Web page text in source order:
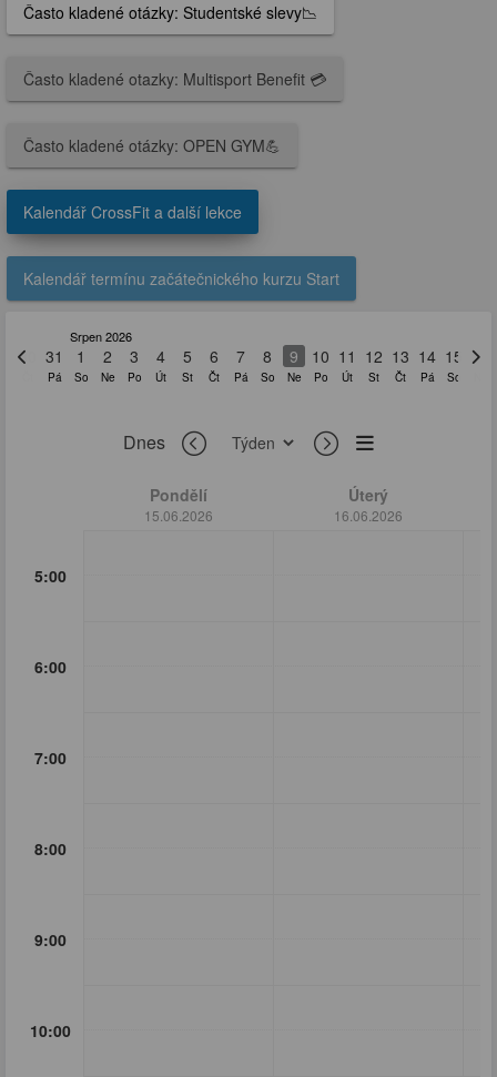
Často kladené otázky: Studentské slevy📉
Často kladené otazky: Multisport Benefit 💳
Často kladené otázky: OPEN GYM💪
Kalendář CrossFit a další lekce
Kalendář termínu začátečnického kurzu Start
30 31
Pá
1
So
Srpen 2026
2
Ne
3
Po
4
Út
5
St
6
Čt
7
Pá
8
So
9
Ne
10
Po
11
Út
12
St
13
Čt
14
Pá
15
So
16
Dnes
Pondělí
15.06.2026
Úterý
16.06.2026
5:00
6:00
7:00
8:00
9:00
10:00